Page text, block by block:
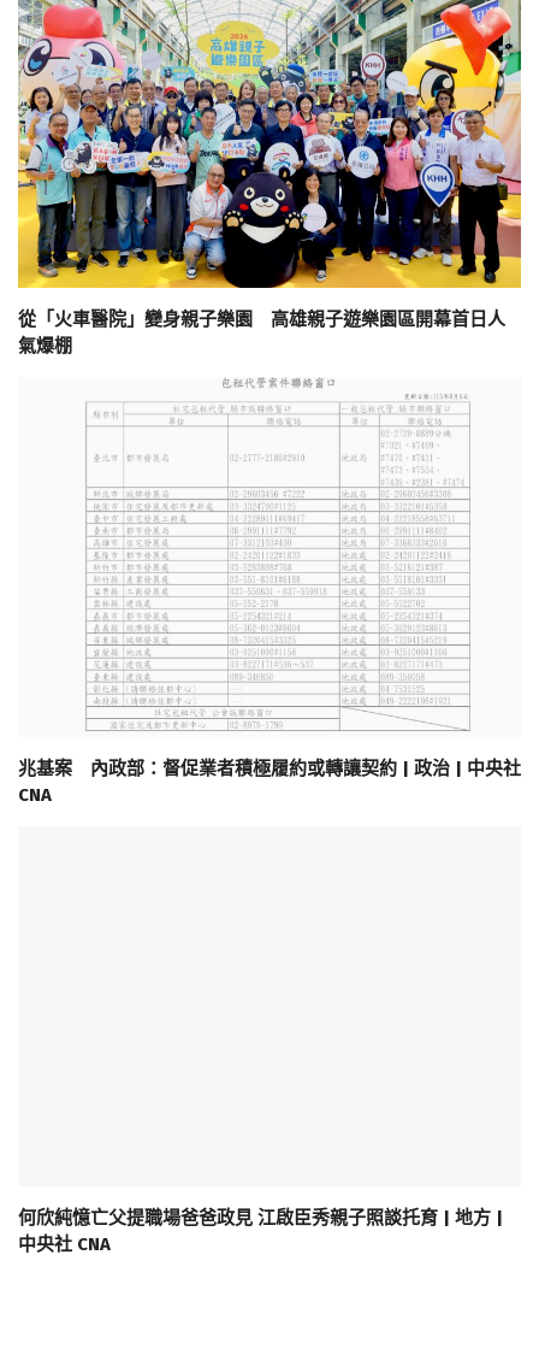
從「火車醫院」變身親子樂園 高雄親子遊樂園區開幕首日人
氣爆棚
兆基案 內政部：督促業者積極履約或轉讓契約 | 政治 | 中央社
CNA
何欣純憶亡父提職場爸爸政見 江啟臣秀親子照談托育 | 地方 |
中央社 CNA